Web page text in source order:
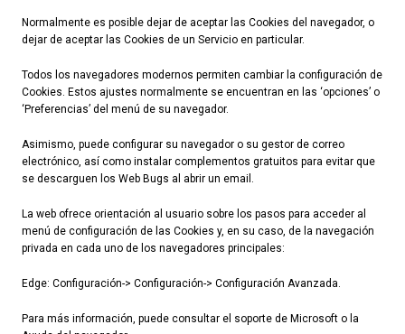
Normalmente es posible dejar de aceptar las Cookies del navegador, o
dejar de aceptar las Cookies de un Servicio en particular.
Todos los navegadores modernos permiten cambiar la configuración de
Cookies. Estos ajustes normalmente se encuentran en las ‘opciones’ o
‘Preferencias’ del menú de su navegador.
Asimismo, puede configurar su navegador o su gestor de correo
electrónico, así como instalar complementos gratuitos para evitar que
se descarguen los Web Bugs al abrir un email.
La web ofrece orientación al usuario sobre los pasos para acceder al
menú de configuración de las Cookies y, en su caso, de la navegación
privada en cada uno de los navegadores principales:
Edge: Configuración-> Configuración-> Configuración Avanzada.
Para más información, puede consultar el soporte de Microsoft o la